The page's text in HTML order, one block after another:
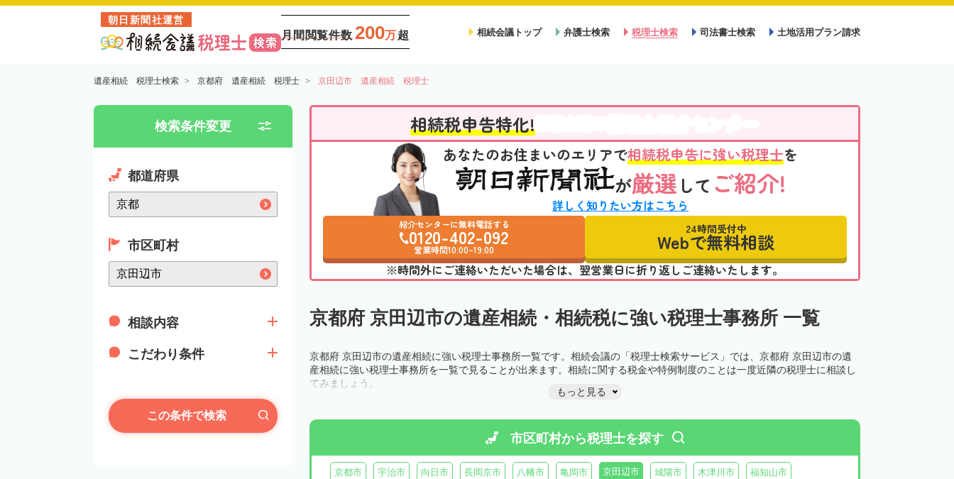
朝日新聞社運営
月間閲覧件数 200万超 相続会議トップ 弁護士検索 税理士検索 司法書士検索 土地活用プラン請求
遺産相続 税理士検索 京都府 遺産相続 税理士 京田辺市 遺産相続 税理士
検索条件変更
都道府県
市区町村
相談内容
こだわり条件
この条件で検索
相続税申告特化!
あなたのお住まいのエリアで相続税申告に強い税理士を
が厳選 して ご紹介!
詳しく知りたい方はこちら
紹介センターに無料電話する
0120-402-092
営業時間10:00~19:00
24時間受付中
Webで無料相談
※時間外にご連絡いただいた場合は、翌営業日に折り返しご連絡いたします。
京都府 京田辺市の遺産相続・相続税に強い税理士事務所 一覧
京都府 京田辺市の遺産相続に強い税理士事務所一覧です。相続会議の「税理士検索サービス」では、京都府 京田辺市の遺
産相続に強い税理士事務所を一覧で見ることが出来ます。相続に関する税金や特例制度のことは一度近隣の税理士に相談し
てみましょう。
もっと見る
市区町村から税理士を探す
京都市 宇治市 向日市 長岡京市 八幡市 亀岡市 京田辺市 城陽市 木津川市 福知山市